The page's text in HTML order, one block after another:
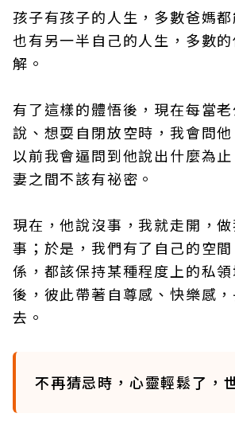
孩子有孩子的人生，多數爸媽
也有另一半自己的人生，多數
解。
有了這樣的體悟後，現在每當
說、想耍自閉放空時，我會問他
以前我會逼問到他說出什麼為
妻之間不該有祕密。
現在，他說沒事，我就走開，
事；於是，我們有了自己的空
係，都該保持某種程度上的私
後，彼此帶著自尊感、快樂感
去。
不再猜忌時，心靈輕鬆了，